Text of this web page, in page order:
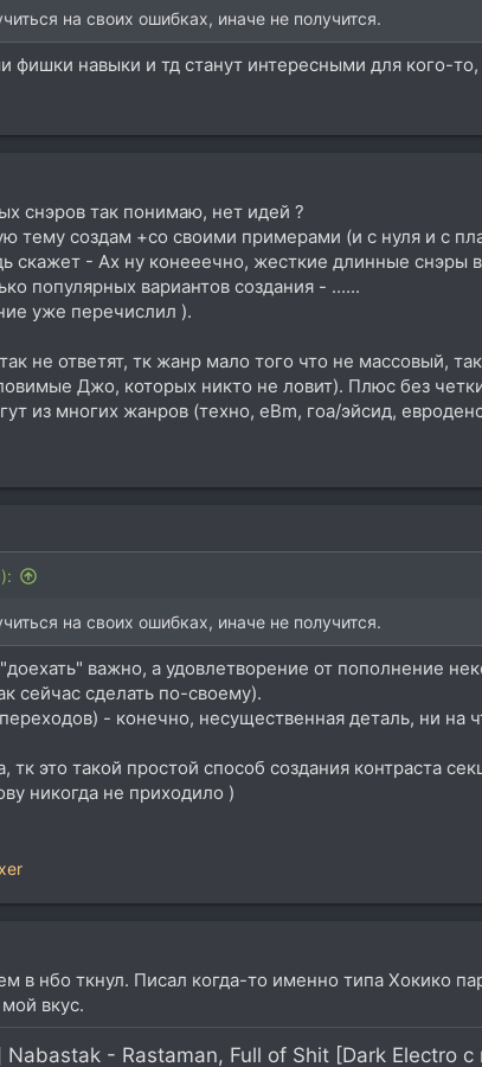
на своих ошибках, иначе не получится.
фишки навыки и тд станут интересными для кого-то,
снэров так понимаю, нет идей ?
тему создам +со своими примерами (и с нуля и с
скажет - Ах ну конееечно, жесткие длинные снэры
популярных вариантов создания - ......
уже перечислил ).
не ответят, тк жанр мало того что не массовый,
Джо, которых никто не ловит). Плюс без
из многих жанров (техно, eBm, гоа/эйсид,
на своих ошибках, иначе не получится.
важно, а удовлетворение от пополнение
сейчас сделать по-своему).
- конечно, несущественная деталь, ни на
тк это такой простой способ создания контраста
никогда не приходило )
в нбо ткнул. Писал когда-то именно типа Хокико
вкус.
- Rastaman, Full of Shit [Dark Electro с